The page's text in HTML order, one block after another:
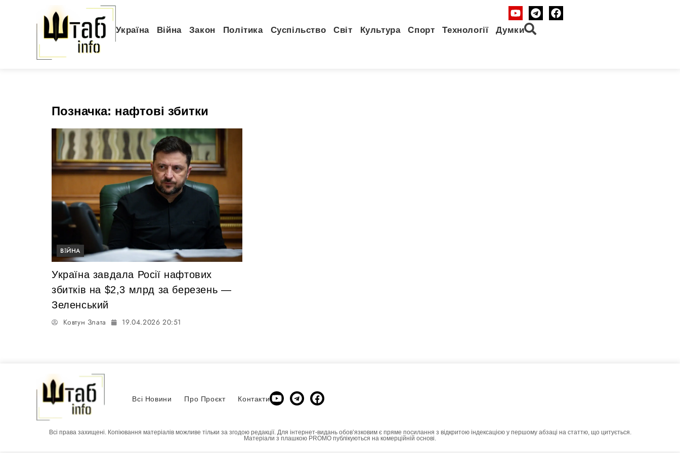
Україна Війна Закон Політика Суспільство Світ Культура Спорт Технології Думки
Позначка: нафтові збитки
ВІЙНА
Україна завдала Росії нафтових
збитків на $2,3 млрд за березень —
Зеленський
Ковтун Злата 19.04.2026 20:51
Всі Новини Про Проєкт Контакти
Всі права захищені. Копіювання матеріалів можливе тільки за згодою редакції. Для інтернет-видань обовʼязковим є пряме посилання з відкритою індексацією у першому абзаці на статтю, що цитується.
Матеріали з плашкою PROMO публікуються на комерційній основі.